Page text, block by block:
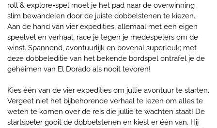
roll & explore-spel moet je het pad naar de overwinning
slim bewandelen door de juiste dobbelstenen te kiezen.
Aan de hand van vier expedities, allemaal met een eigen
speelvel en verhaal, race je tegen je medespelers om de
winst. Spannend, avontuurlijk en bovenal superleuk; met
deze dobbeleditie van het bekende bordspel ontrafel je de
geheimen van El Dorado als nooit tevoren!
Kies één van de vier expedities om jullie avontuur te starten.
Vergeet niet het bijbehorende verhaal te lezen om alles te
weten te komen over de reis die jullie te wachten staat! De
startspeler gooit de dobbelstenen en kiest er één van. Hij